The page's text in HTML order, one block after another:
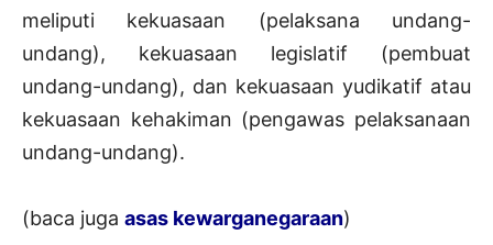
meliputi kekuasaan (pelaksana undang-
undang), kekuasaan legislatif (pembuat
undang-undang), dan kekuasaan yudikatif atau
kekuasaan kehakiman (pengawas pelaksanaan
undang-undang).
(baca juga asas kewarganegaraan)